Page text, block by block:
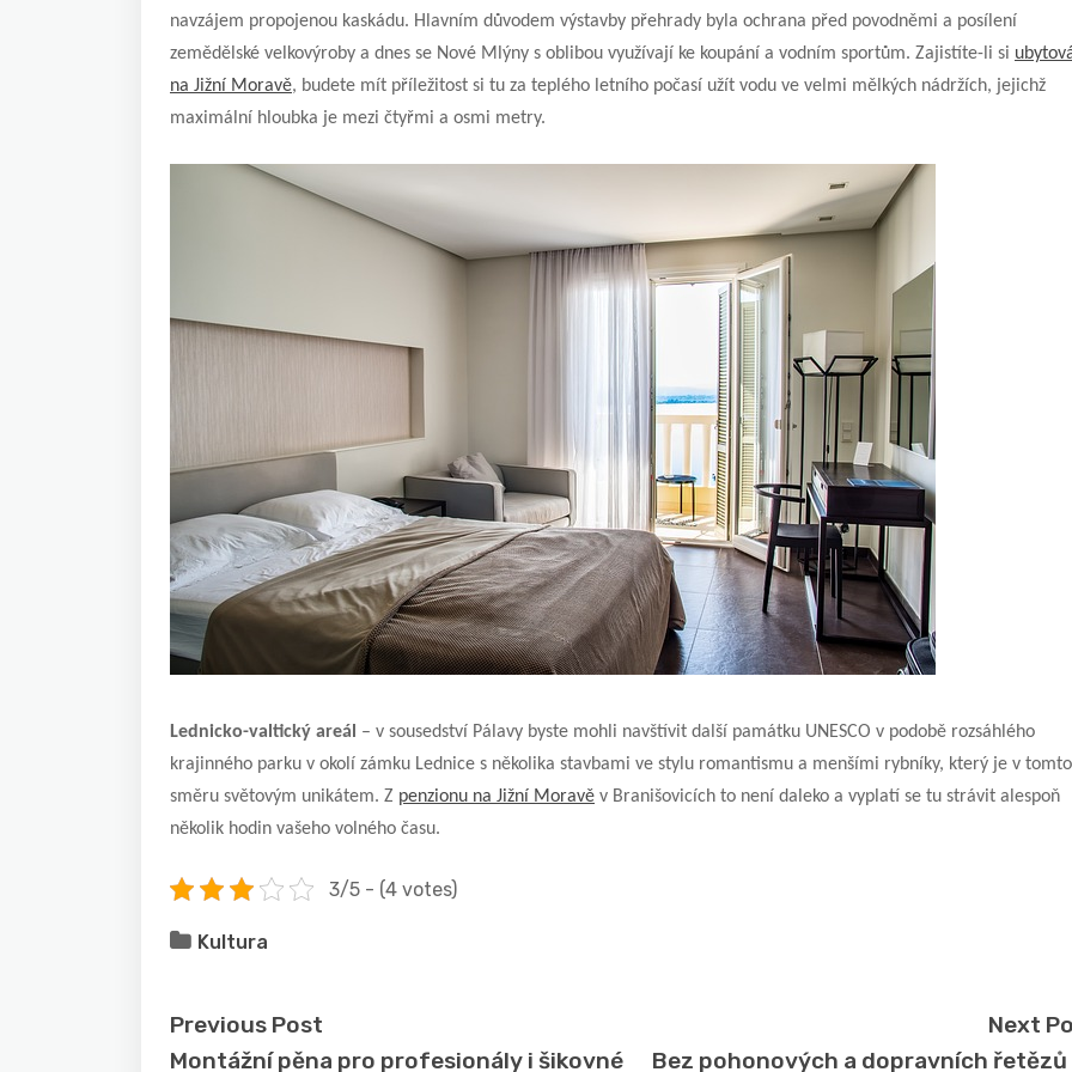
navzájem propojenou kaskádu. Hlavním důvodem výstavby přehrady byla ochrana před povodněmi a posílení
zemědělské velkovýroby a dnes se Nové Mlýny s oblibou využívají ke koupání a vodním sportům. Zajistíte-li si
na Jižní Moravě, budete mít příležitost si tu za teplého letního počasí užít vodu ve velmi mělkých nádržích, jejichž
maximální hloubka je mezi čtyřmi a osmi metry.
Lednicko-valtický areál
– v sousedství Pálavy byste mohli navštívit další památku UNESCO v podobě rozsáhlého
krajinného parku v okolí zámku Lednice s několika stavbami ve stylu romantismu a menšími rybníky, který je v tomto
směru světovým unikátem. Z penzionu na Jižní Moravě v Branišovicích to není daleko a vyplatí se tu strávit alespoň
několik hodin vašeho volného času.
3/5 - (4 votes)
Kultura
Previous Post
Montážní pěna pro profesionály i šikovné
Next
Bez pohonových a dopravních řetězů